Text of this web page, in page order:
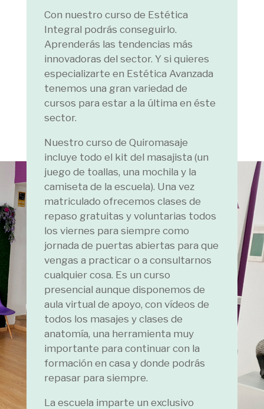
Con nuestro curso de Estética
Integral podrás conseguirlo.
Aprenderás las tendencias más
innovadoras del sector. Y si quieres
especializarte en Estética Avanzada
tenemos una gran variedad de
cursos para estar a la última en éste
sector.
Nuestro curso de Quiromasaje
incluye todo el kit del masajista (un
juego de toallas, una mochila y la
camiseta de la escuela). Una vez
matriculado ofrecemos clases de
repaso gratuitas y voluntarias todos
los viernes para siempre como
jornada de puertas abiertas para que
vengas a practicar o a consultarnos
cualquier cosa. Es un curso
presencial aunque disponemos de
aula virtual de apoyo, con vídeos de
todos los masajes y clases de
anatomía, una herramienta muy
importante para continuar con la
formación en casa y donde podrás
repasar para siempre.
La escuela imparte un exclusivo